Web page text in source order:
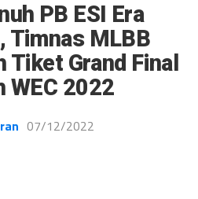
PB ESI Era
Timnas MLBB
Tiket Grand Final
WEC 2022
07/12/2022